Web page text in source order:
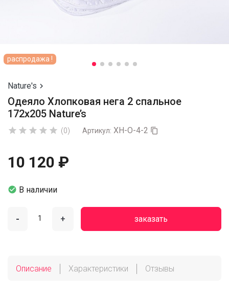
распродажа !
Nature's 
Одеяло Хлопковая нега 2 спальное
172х205 Nature’s
     (0) Артикул: ХН-О-4-2 
10 120 ₽
 В наличии
- + заказать
Описание Характеристики Отзывы